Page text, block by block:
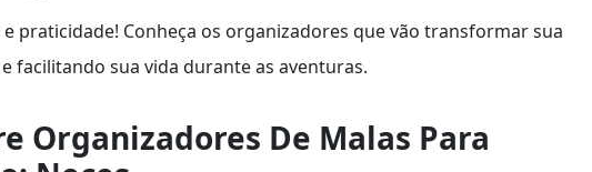
praticidade! Conheça os organizadores que vão transformar sua
facilitando sua vida durante as aventuras.
Organizadores De Malas Para